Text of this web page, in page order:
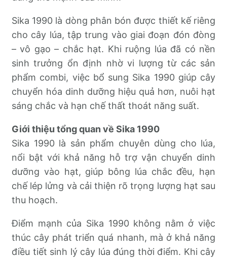
Sika 1990 là dòng phân bón được thiết kế riêng
cho cây lúa, tập trung vào giai đoạn đón đòng
– vô gạo – chắc hạt. Khi ruộng lúa đã có nền
sinh trưởng ổn định nhờ vi lượng từ các sản
phẩm combi, việc bổ sung Sika 1990 giúp cây
chuyển hóa dinh dưỡng hiệu quả hơn, nuôi hạt
sáng chắc và hạn chế thất thoát năng suất.
Giới thiệu tổng quan về Sika 1990
Sika 1990 là sản phẩm chuyên dùng cho lúa,
nổi bật với khả năng hỗ trợ vận chuyển dinh
dưỡng vào hạt, giúp bông lúa chắc đều, hạn
chế lép lửng và cải thiện rõ trọng lượng hạt sau
thu hoạch.
Điểm mạnh của Sika 1990 không nằm ở việc
thúc cây phát triển quá nhanh, mà ở khả năng
điều tiết sinh lý cây lúa đúng thời điểm. Khi cây